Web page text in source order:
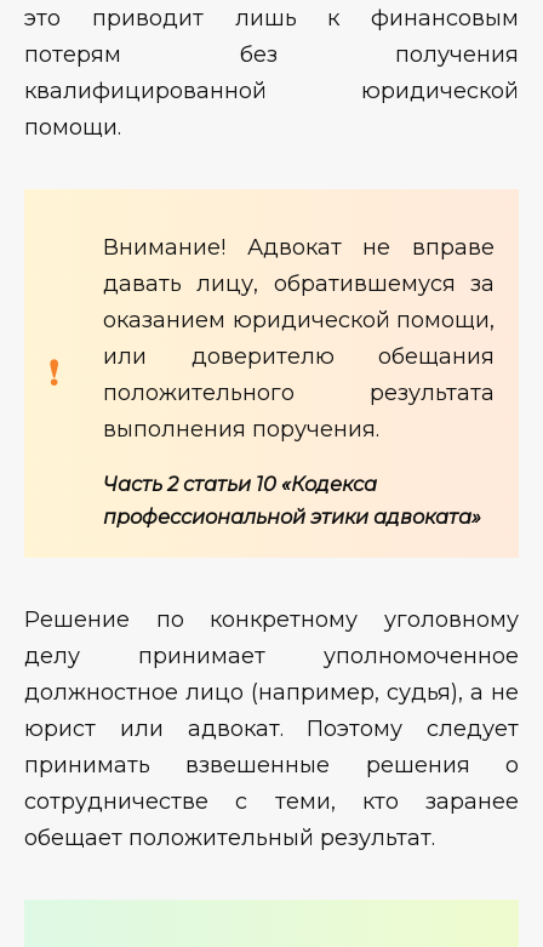
это приводит лишь к финансовым
потерям без получения
квалифицированной юридической
помощи.
Внимание! Адвокат не вправе
давать лицу, обратившемуся за
оказанием юридической помощи,
или доверителю обещания
положительного результата
выполнения поручения.
Часть 2 статьи 10 «Кодекса
профессиональной этики адвоката»
Решение по конкретному уголовному
делу принимает уполномоченное
должностное лицо (например, судья), а не
юрист или адвокат. Поэтому следует
принимать взвешенные решения о
сотрудничестве с теми, кто заранее
обещает положительный результат.